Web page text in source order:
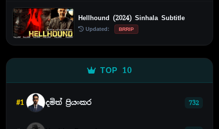
Hellhound (2024) Sinhala Subtitle
Updated: BRRIP
TOP 10
#1 දමිත් ප්‍රියංකර 732